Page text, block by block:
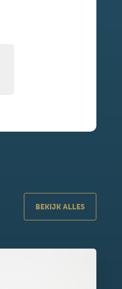
BEKIJK ALLES